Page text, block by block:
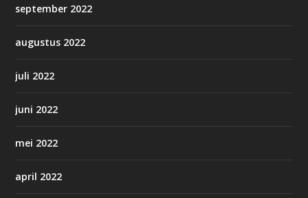
september 2022
augustus 2022
juli 2022
juni 2022
mei 2022
april 2022